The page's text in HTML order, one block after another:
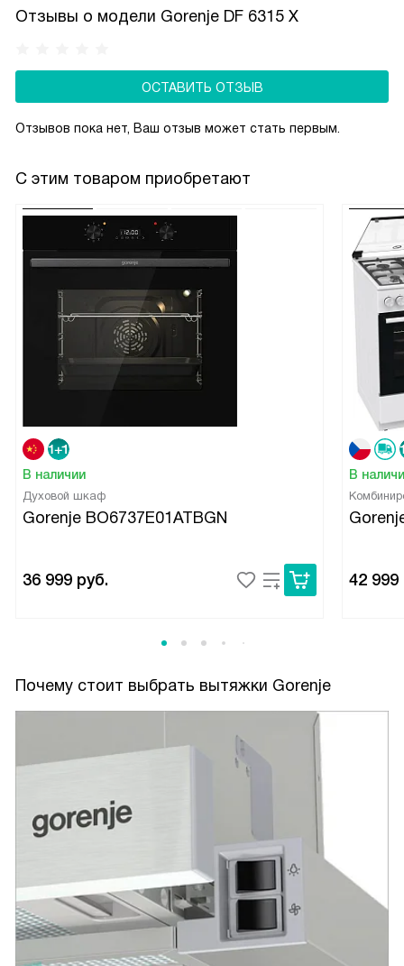
небольших кухонь. Монтаж требует подготовки шкафа:
точных размеров, вентиляционного отверстия
и отвода воздуха. Эстетично, незаметно,
функционально — вытяжка работает, а вы её почти
Отзывы о модели Gorenje DF 6315 X
ОСТАВИТЬ ОТЗЫВ
Отзывов пока нет, Ваш отзыв может стать первым.
С этим товаром приобретают
В наличии
Духовой шкаф
Gorenje BO6737E01ATBGN
36 999 руб.
В
42 999
Почему стоит выбрать вытяжки Gorenje